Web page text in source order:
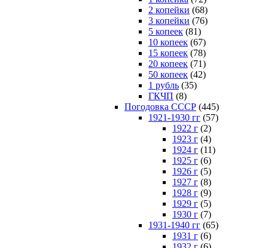
2 копейки (68)
3 копейки (76)
5 копеек (81)
10 копеек (67)
15 копеек (78)
20 копеек (71)
50 копеек (42)
1 рубль (35)
ГКЧП (8)
Погодовка СССР (445)
1921-1930 гг (57)
1922 г (2)
1923 г (4)
1924 г (11)
1925 г (6)
1926 г (5)
1927 г (8)
1928 г (9)
1929 г (5)
1930 г (7)
1931-1940 гг (65)
1931 г (6)